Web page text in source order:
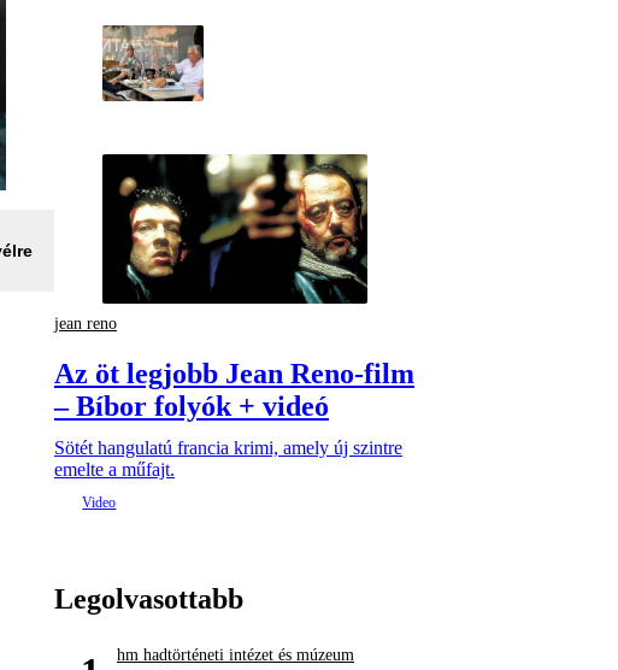
jean reno
Az öt legjobb Jean Reno-film
– Bíbor folyók + videó
Sötét hangulatú francia krimi, amely új szintre
emelte a műfajt.
Legolvasottabb
hm hadtörténeti intézet és múzeum